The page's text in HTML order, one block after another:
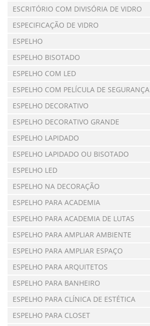
ESCRITÓRIO COM DIVISÓRIA DE VIDRO
ESPECIFICAÇÃO DE VIDRO
ESPELHO
ESPELHO BISOTADO
ESPELHO COM LED
ESPELHO COM PELÍCULA DE SEGURANÇA
ESPELHO DECORATIVO
ESPELHO DECORATIVO GRANDE
ESPELHO LAPIDADO
ESPELHO LAPIDADO OU BISOTADO
ESPELHO LED
ESPELHO NA DECORAÇÃO
ESPELHO PARA ACADEMIA
ESPELHO PARA ACADEMIA DE LUTAS
ESPELHO PARA AMPLIAR AMBIENTE
ESPELHO PARA AMPLIAR ESPAÇO
ESPELHO PARA ARQUITETOS
ESPELHO PARA BANHEIRO
ESPELHO PARA CLÍNICA DE ESTÉTICA
ESPELHO PARA CLOSET